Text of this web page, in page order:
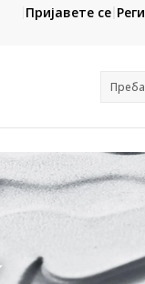
Пријавете се